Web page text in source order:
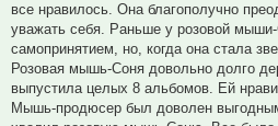
все нравилось. Она благополучно
уважать себя. Раньше у розовой
самопринятием, но, когда она стала
Розовая мышь-Соня довольно долго
выпустила целых 8 альбомов. Ей
Мышь-продюсер был доволен